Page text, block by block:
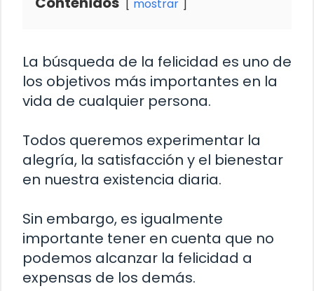
mostrar
La búsqueda de la felicidad es uno de
los objetivos más importantes en la
vida de cualquier persona.
Todos queremos experimentar la
alegría, la satisfacción y el bienestar
en nuestra existencia diaria.
Sin embargo, es igualmente
importante tener en cuenta que no
podemos alcanzar la felicidad a
expensas de los demás.